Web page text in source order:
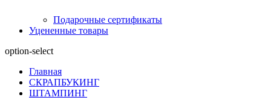
Подарочные сертификаты
Уцененные товары
option-select
Главная
СКРАПБУКИНГ
ШТАМПИНГ